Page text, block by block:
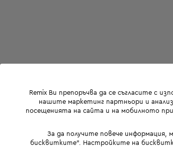
Remix Ви препоръчва да се съгласите с
нашите маркетинг партньори и
посещенията на сайта и на мобилното
За да получите повече
бисквитките". Настройките на